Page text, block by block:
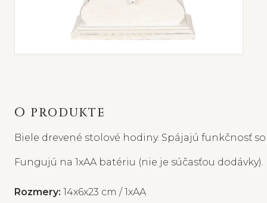
O PRODUKTE
Biele drevené stolové hodiny. Spájajú funkčnosť
Fungujú na 1xAA batériu (nie je súčasťou dodávky).
Rozmery: 14x6x23 cm / 1xAA